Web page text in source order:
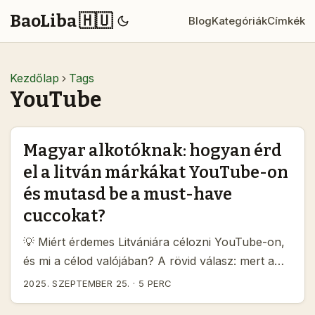
BaoLiba 🇭🇺 BlogKategóriákCímkék
Kezdőlap Tags
YouTube
Magyar alkotóknak: hogyan érd
el a litván márkákat YouTube-on
és mutasd be a must-have
cuccokat?
💡 Miért érdemes Litvániára célozni YouTube-on,
és mi a célod valójában? A rövid válasz: mert a
regionális márkák (különösen közép-európai D2C
2025. SZEPTEMBER 25. · 5 PERC